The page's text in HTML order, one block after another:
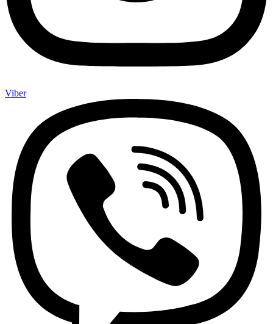
Viber